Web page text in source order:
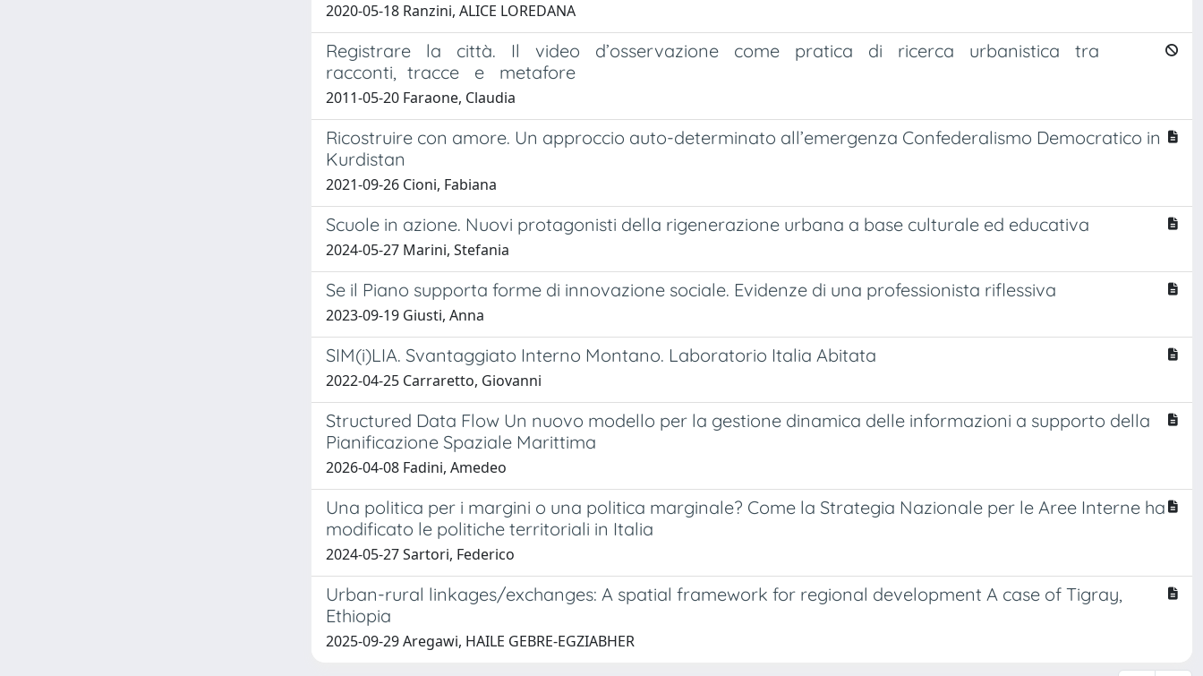
2020-05-18 Ranzini, ALICE LOREDANA
Registrare la città. Il video d’osservazione come pratica di ricerca urbanistica tra
racconti, tracce e metafore
2011-05-20 Faraone, Claudia
Ricostruire con amore. Un approccio auto-determinato all’emergenza Confederalismo Democratico in
Kurdistan
2021-09-26 Cioni, Fabiana
Scuole in azione. Nuovi protagonisti della rigenerazione urbana a base culturale ed educativa
2024-05-27 Marini, Stefania
Se il Piano supporta forme di innovazione sociale. Evidenze di una professionista riflessiva
2023-09-19 Giusti, Anna
SIM(i)LIA. Svantaggiato Interno Montano. Laboratorio Italia Abitata
2022-04-25 Carraretto, Giovanni
Structured Data Flow Un nuovo modello per la gestione dinamica delle informazioni a supporto della
Pianificazione Spaziale Marittima
2026-04-08 Fadini, Amedeo
Una politica per i margini o una politica marginale? Come la Strategia Nazionale per le Aree Interne ha
modificato le politiche territoriali in Italia
2024-05-27 Sartori, Federico
Urban-rural linkages/exchanges: A spatial framework for regional development A case of Tigray,
Ethiopia
2025-09-29 Aregawi, HAILE GEBRE-EGZIABHER